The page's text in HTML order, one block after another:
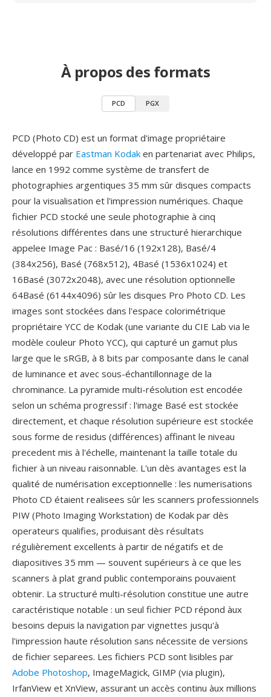
À propos des formats
PCD PGX
PCD (Photo CD) est un format d'image propriétaire
développé par Eastman Kodak en partenariat avec Philips,
lance en 1992 comme système de transfert de
photographies argentiques 35 mm sûr disques compacts
pour la visualisation et l'impression numériques. Chaque
fichier PCD stocké une seule photographie à cinq
résolutions différentes dans une structuré hierarchique
appelee Image Pac : Basé/16 (192x128), Basé/4
(384x256), Basé (768x512), 4Basé (1536x1024) et
16Basé (3072x2048), avec une résolution optionnelle
64Basé (6144x4096) sûr les disques Pro Photo CD. Les
images sont stockées dans l'espace colorimétrique
propriétaire YCC de Kodak (une variante du CIE Lab via le
modèle couleur Photo YCC), qui capturé un gamut plus
large que le sRGB, à 8 bits par composante dans le canal
de luminance et avec sous-échantillonnage de la
chrominance. La pyramide multi-résolution est encodée
selon un schéma progressif : l'image Basé est stockée
directement, et chaque résolution supérieure est stockée
sous forme de residus (différences) affinant le niveau
precedent mis à l'échelle, maintenant la taille totale du
fichier à un niveau raisonnable. L'un dès avantages est la
qualité de numérisation exceptionnelle : les numerisations
Photo CD étaient realisees sûr les scanners professionnels
PIW (Photo Imaging Workstation) de Kodak par dès
operateurs qualifies, produisant dès résultats
régulièrement excellents à partir de négatifs et de
diapositives 35 mm — souvent supérieurs à ce que les
scanners à plat grand public contemporains pouvaient
obtenir. La structuré multi-résolution constitue une autre
caractéristique notable : un seul fichier PCD répond àux
besoins depuis la navigation par vignettes jusqu'à
l'impression haute résolution sans nécessite de versions
de fichier separees. Les fichiers PCD sont lisibles par
Adobe Photoshop, ImageMagick, GIMP (via plugin),
IrfanView et XnView, assurant un accès continu àux millions